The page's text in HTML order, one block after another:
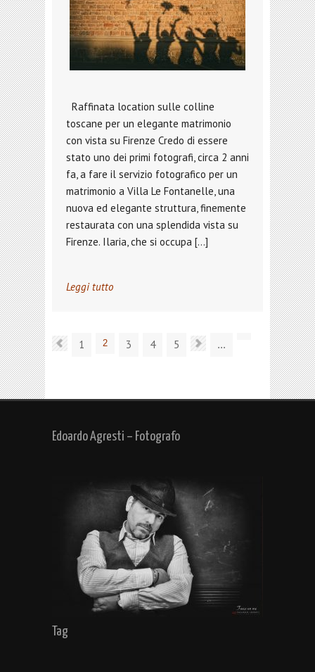
Raffinata location sulle colline
toscane per un elegante matrimonio
con vista su Firenze Credo di essere
stato uno dei primi fotografi, circa 2 anni
fa, a fare il servizio fotografico per un
matrimonio a Villa Le Fontanelle, una
nuova ed elegante struttura, finemente
restaurata con una splendida vista su
Firenze. Ilaria, che si occupa […]
Leggi tutto
1 2 3 4 5 ...
Edoardo Agresti – Fotografo
Tag